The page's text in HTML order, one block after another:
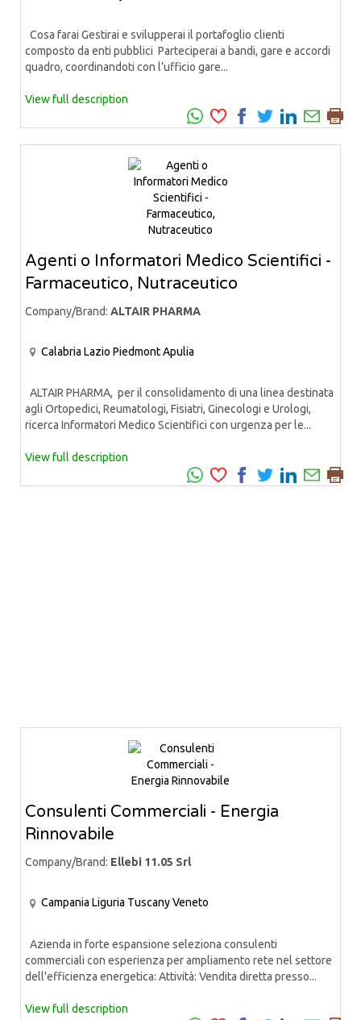
Cosa farai Gestirai e svilupperai il portafoglio clienti
composto da enti pubblici Parteciperai a bandi, gare e accordi
quadro, coordinandoti con l’ufficio gare...
View full description
Agenti o Informatori Medico Scientifici -
Farmaceutico, Nutraceutico
Company/Brand: ALTAIR PHARMA
Calabria Lazio PiedmontApulia
ALTAIR PHARMA, per il consolidamento di una linea destinata
agli Ortopedici, Reumatologi, Fisiatri, Ginecologi e Urologi,
ricerca Informatori Medico Scientifici con urgenza per le...
View full description
Consulenti Commerciali - Energia
Rinnovabile
Company/Brand: Ellebi 11.05 Srl
Campania Liguria TuscanyVeneto
Azienda in forte espansione seleziona consulenti
commerciali con esperienza per ampliamento rete nel settore
dell'efficienza energetica: Attività: Vendita diretta presso...
View full description